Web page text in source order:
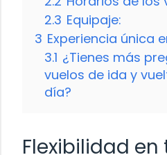
2.3 Equipaje:
3 Experiencia única
3.1 ¿Tienes más
vuelos de ida y
día?
Flexibilidad